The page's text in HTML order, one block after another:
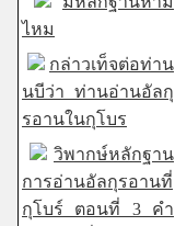
ไหม
กล่าวเท็จต่อท่าน
นบีว่า ท่านอ่านอัลกุ
รอานในกุโบร
วิพากษ์หลักฐาน
การอ่านอัลกุรอานที่
กุโบร์ ตอนที่ 3 คำ